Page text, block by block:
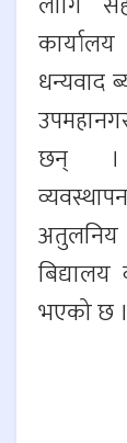
धन्यवाद
छन् ।
भएको छ ।